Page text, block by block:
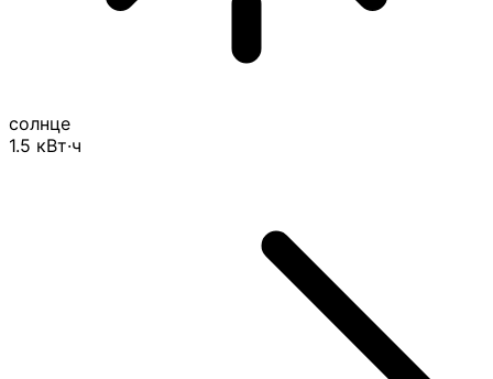
солнце
1.5 кВт·ч